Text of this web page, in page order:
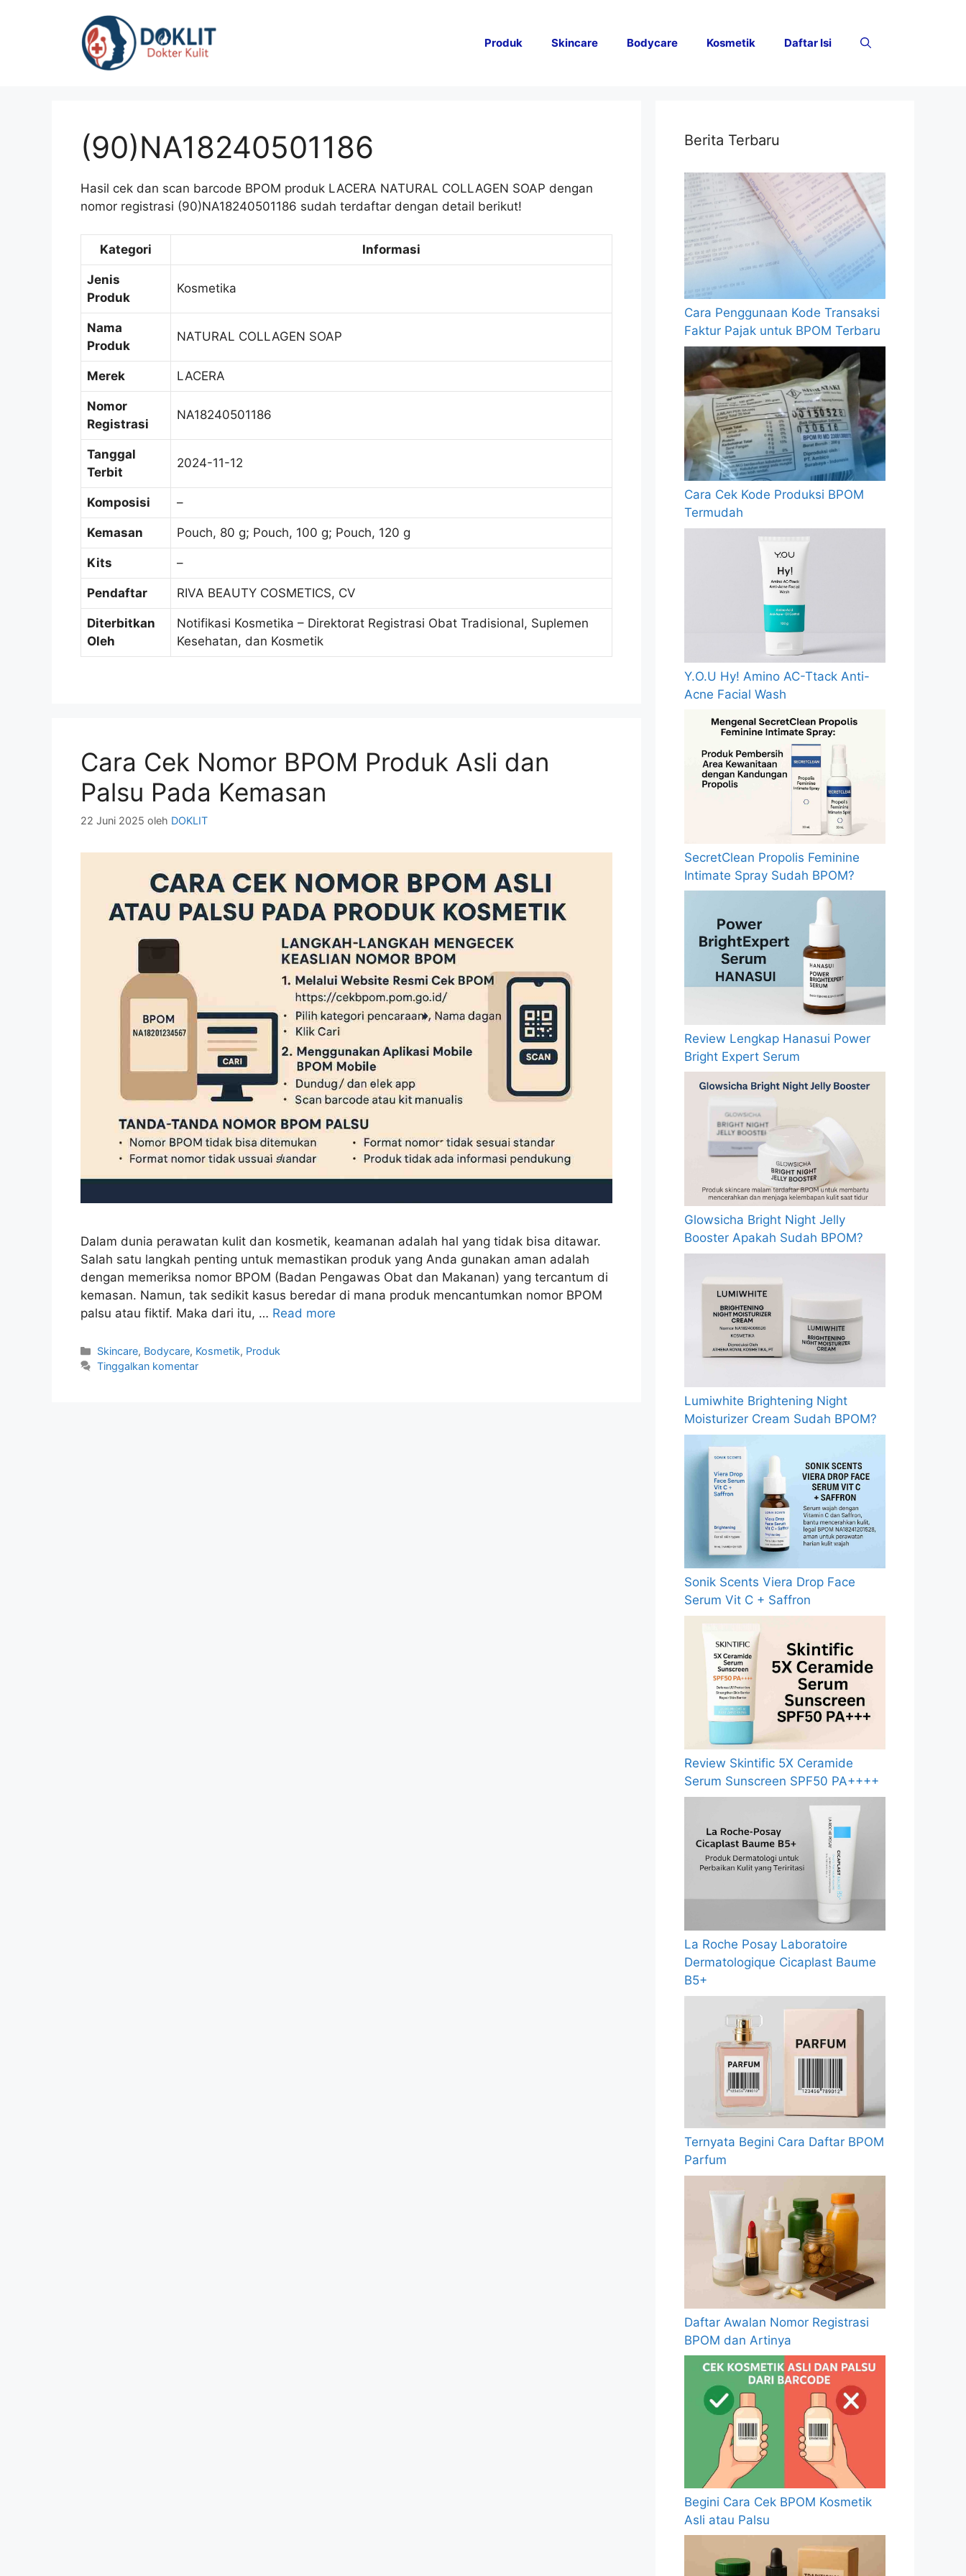
Produk Skincare Bodycare Kosmetik Daftar Isi
(90)NA18240501186
Hasil cek dan scan barcode BPOM produk LACERA NATURAL COLLAGEN SOAP dengan
nomor registrasi (90)NA18240501186 sudah terdaftar dengan detail berikut!
Kategori Informasi
Jenis
Produk
Kosmetika
Nama
Produk
NATURAL COLLAGEN SOAP
Merek LACERA
Nomor
Registrasi
NA18240501186
Tanggal
Terbit
2024-11-12
Komposisi –
Kemasan Pouch, 80 g; Pouch, 100 g; Pouch, 120 g
Kits –
Pendaftar RIVA BEAUTY COSMETICS, CV
Diterbitkan
Oleh
Notifikasi Kosmetika – Direktorat Registrasi Obat Tradisional, Suplemen
Kesehatan, dan Kosmetik
Cara Cek Nomor BPOM Produk Asli dan
Palsu Pada Kemasan
22 Juni 2025 oleh DOKLIT
Dalam dunia perawatan kulit dan kosmetik, keamanan adalah hal yang tidak bisa ditawar.
Salah satu langkah penting untuk memastikan produk yang Anda gunakan aman adalah
dengan memeriksa nomor BPOM (Badan Pengawas Obat dan Makanan) yang tercantum di
kemasan. Namun, tak sedikit kasus beredar di mana produk mencantumkan nomor BPOM
palsu atau fiktif. Maka dari itu, … Read more
Kategori
Skincare, Bodycare, Kosmetik, Produk
Tinggalkan komentar
Berita Terbaru
Cara Penggunaan Kode Transaksi
Faktur Pajak untuk BPOM Terbaru
Cara Cek Kode Produksi BPOM
Termudah
Y.O.U Hy! Amino AC-Ttack Anti-
Acne Facial Wash
SecretClean Propolis Feminine
Intimate Spray Sudah BPOM?
Review Lengkap Hanasui Power
Bright Expert Serum
Glowsicha Bright Night Jelly
Booster Apakah Sudah BPOM?
Lumiwhite Brightening Night
Moisturizer Cream Sudah BPOM?
Sonik Scents Viera Drop Face
Serum Vit C + Saffron
Review Skintific 5X Ceramide
Serum Sunscreen SPF50 PA++++
La Roche Posay Laboratoire
Dermatologique Cicaplast Baume
B5+
Ternyata Begini Cara Daftar BPOM
Parfum
Daftar Awalan Nomor Registrasi
BPOM dan Artinya
Begini Cara Cek BPOM Kosmetik
Asli atau Palsu